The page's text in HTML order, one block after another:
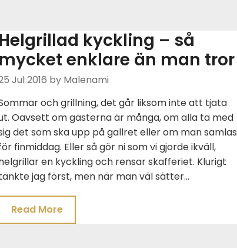
Helgrillad kyckling – så
mycket enklare än man tror
Jul 2016 by Malenami
och grillning, det går liksom inte att tjata
Oavsett om gästerna är många, om alla ta med
det som ska upp på gallret eller om man samlas
finmiddag. Eller så gör ni som vi gjorde ikväll,
en kyckling och rensar skafferiet. Klurigt
jag först, men när man väl sätter…
Read More